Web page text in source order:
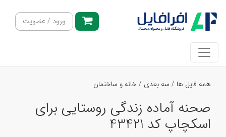
ورود / عضویت
همه فایل ها / سه بعدی / خانه و ساختمان
صحنه آماده زندگی روستایی برای
اسکچاپ کد 43421